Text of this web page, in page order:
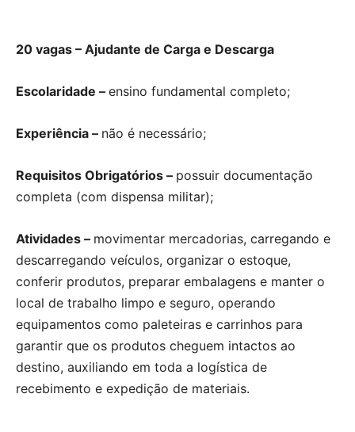
20 vagas – Ajudante de Carga e Descarga
Escolaridade – ensino fundamental completo;
Experiência – não é necessário;
Requisitos Obrigatórios – possuir documentação
completa (com dispensa militar);
Atividades – movimentar mercadorias, carregando e
descarregando veículos, organizar o estoque,
conferir produtos, preparar embalagens e manter o
local de trabalho limpo e seguro, operando
equipamentos como paleteiras e carrinhos para
garantir que os produtos cheguem intactos ao
destino, auxiliando em toda a logística de
recebimento e expedição de materiais.